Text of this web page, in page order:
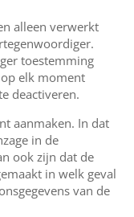
alleen verwerkt
toestemming
elk moment
deactiveren.
aanmaken. In dat
in de
ook zijn dat de
in welk geval
van de